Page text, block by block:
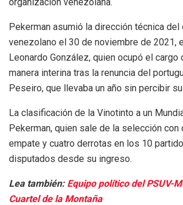
Pekerman asumió la dirección técnica del
venezolano el 30 de noviembre de 2021,
Leonardo González, quien ocupó el
manera interina tras la renuncia del
Peseiro, que llevaba un año sin percibir
La clasificación de la Vinotinto a un
Pekerman, quien sale de la selección con
empate y cuatro derrotas en los 10
disputados desde su ingreso.
Lea también: Equipo político del PSUV-
Cuartel de la Montaña